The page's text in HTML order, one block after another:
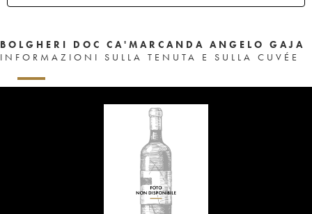
BOLGHERI DOC CA'MARCANDA ANGELO GAJA
INFORMAZIONI SULLA TENUTA E SULLA CUVÉE